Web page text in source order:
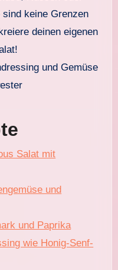
und Gemüse
Salat mit
und
und Paprika
wie Honig-Senf-